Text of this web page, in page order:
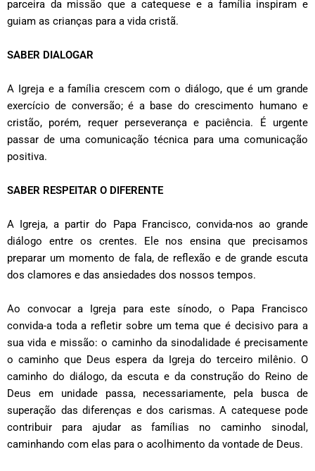
parceira da missão que a catequese e a família inspiram e
guiam as crianças para a vida cristã.
SABER DIALOGAR
A Igreja e a família crescem com o diálogo, que é um grande
exercício de conversão; é a base do crescimento humano e
cristão, porém, requer perseverança e paciência. É urgente
passar de uma comunicação técnica para uma comunicação
positiva.
SABER RESPEITAR O DIFERENTE
A Igreja, a partir do Papa Francisco, convida-nos ao grande
diálogo entre os crentes. Ele nos ensina que precisamos
preparar um momento de fala, de reflexão e de grande escuta
dos clamores e das ansiedades dos nossos tempos.
Ao convocar a Igreja para este sínodo, o Papa Francisco
convida-a toda a refletir sobre um tema que é decisivo para a
sua vida e missão: o caminho da sinodalidade é precisamente
o caminho que Deus espera da Igreja do terceiro milênio. O
caminho do diálogo, da escuta e da construção do Reino de
Deus em unidade passa, necessariamente, pela busca de
superação das diferenças e dos carismas. A catequese pode
contribuir para ajudar as famílias no caminho sinodal,
caminhando com elas para o acolhimento da vontade de Deus.